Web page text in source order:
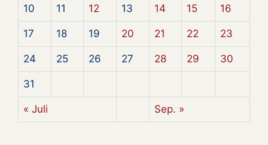
10 11 12 13 14 15 16
17 18 19 20 21 22 23
24 25 26 27 28 29 30
31
« Juli Sep. »